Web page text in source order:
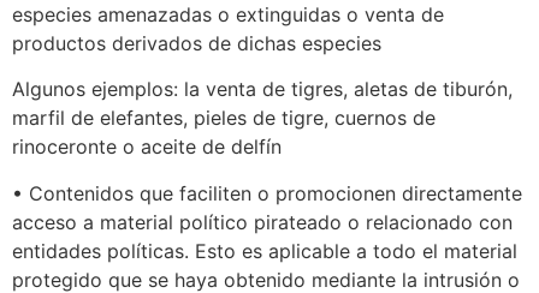
especies amenazadas o extinguidas o venta de
productos derivados de dichas especies
Algunos ejemplos: la venta de tigres, aletas de tiburón,
marfil de elefantes, pieles de tigre, cuernos de
rinoceronte o aceite de delfín
• Contenidos que faciliten o promocionen directamente
acceso a material político pirateado o relacionado con
entidades políticas. Esto es aplicable a todo el material
protegido que se haya obtenido mediante la intrusión o